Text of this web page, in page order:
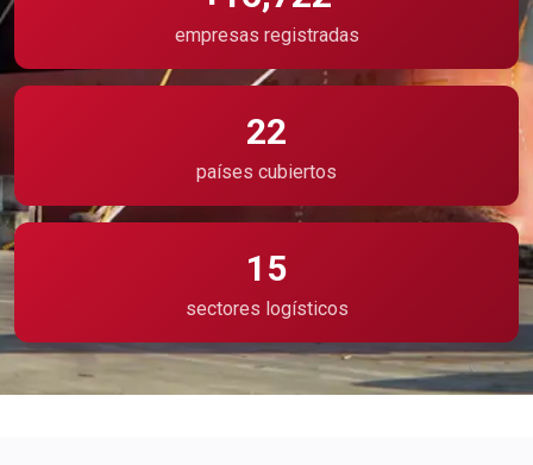
empresas registradas
22
países cubiertos
15
sectores logísticos